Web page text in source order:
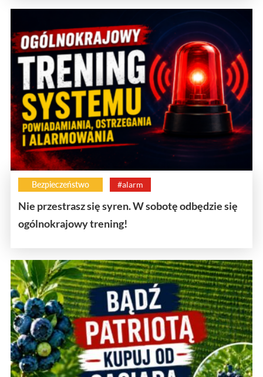
Bezpieczeństwo #alarm
Nie przestrasz się syren. W sobotę odbędzie się
ogólnokrajowy trening!